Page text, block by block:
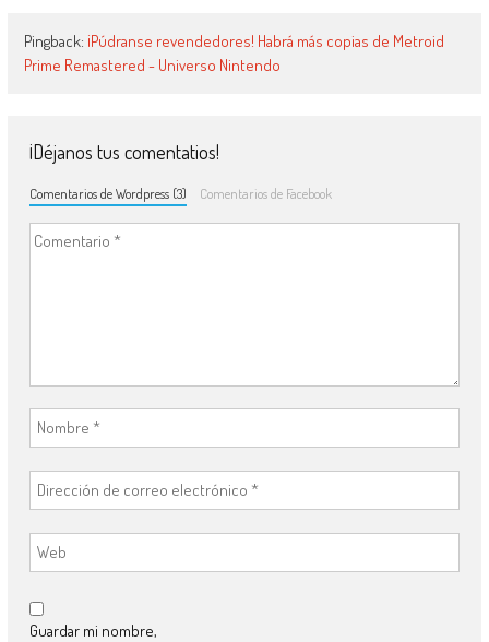
Pingback: ¡Púdranse revendedores! Habrá más copias de Metroid
Prime Remastered - Universo Nintendo
¡Déjanos tus comentatios!
Comentarios de Wordpress (3) Comentarios de Facebook
Guardar mi nombre,